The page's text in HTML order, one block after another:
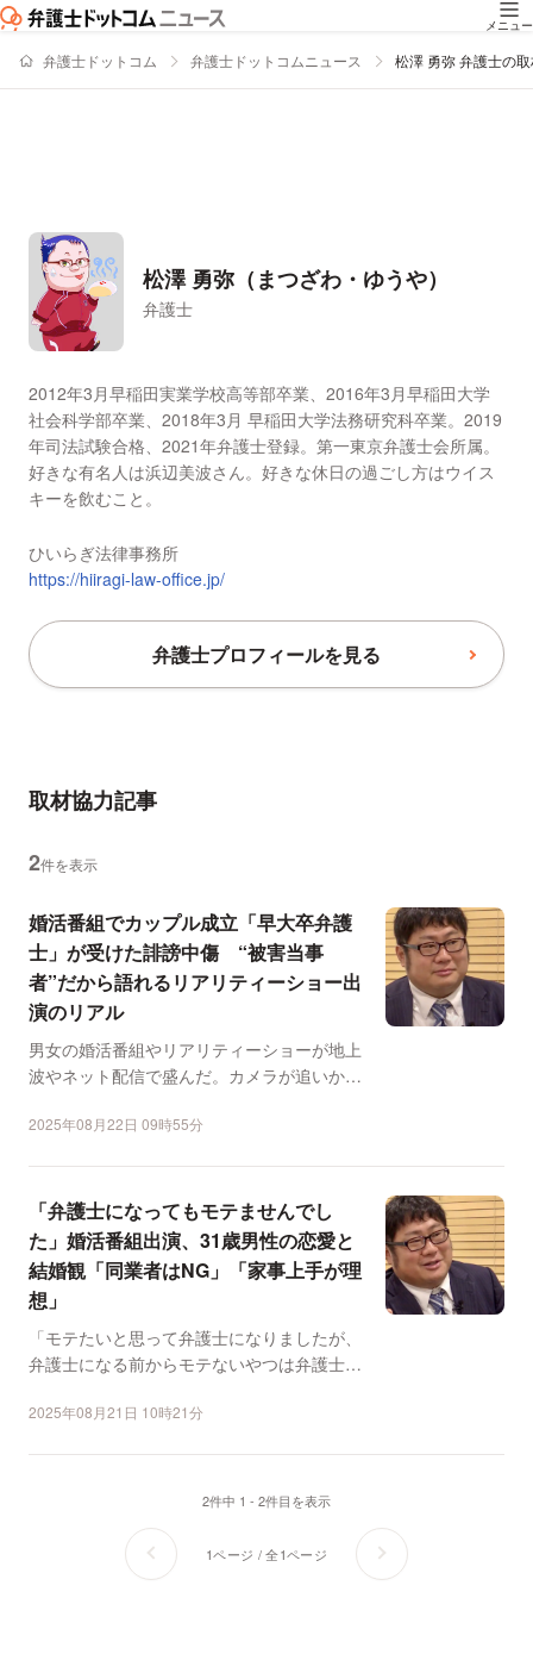
メニュー
弁護士ドットコム 弁護士ドットコムニュース 松澤 勇弥 弁護士の
松澤 勇弥（まつざわ・ゆうや）
弁護士
2012年3月早稲田実業学校高等部卒業、2016年3月早稲田大学
社会科学部卒業、2018年3月 早稲田大学法務研究科卒業。2019
年司法試験合格、2021年弁護士登録。第一東京弁護士会所属。
好きな有名人は浜辺美波さん。好きな休日の過ごし方はウイス
キーを飲むこと。
ひいらぎ法律事務所
https://hiiragi-law-office.jp/
弁護士プロフィールを見る
取材協力記事
2件を表示
婚活番組でカップル成立「早大卒弁護
士」が受けた誹謗中傷 “被害当事
者”だから語れるリアリティーショー出
演のリアル
男女の婚活番組やリアリティーショーが地上
波やネット配信で盛んだ。カメラが追いかけ
2025年08月22日 09時55分
「弁護士になってもモテませんでし
た」婚活番組出演、31歳男性の恋愛と
結婚観「同業者はNG」「家事上手が理
想」
「モテたいと思って弁護士になりましたが、
弁護士になる前からモテないやつは弁護士に
2025年08月21日 10時21分
2件中 1 - 2件目を表示
1ページ / 全1ページ